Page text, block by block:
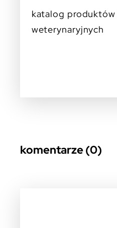
katalog produktów
weterynaryjnych
komentarze (0)